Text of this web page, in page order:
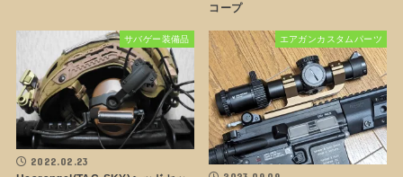
コープ
サバゲー装備品
2022.02.23
エアガンカスタムパーツ